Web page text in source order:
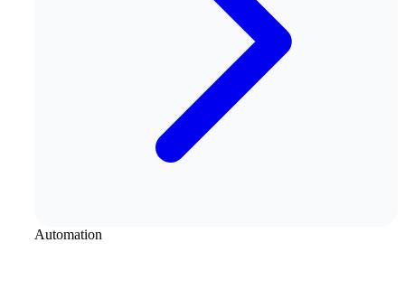
Automation